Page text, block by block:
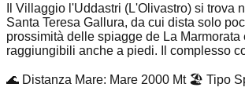
Il Villaggio l'Uddastri (L'Olivastro) si trova
Santa Teresa Gallura, da cui dista solo
prossimità delle spiagge de La Marmorata
raggiungibili anche a piedi. Il complesso
🌊 Distanza Mare: Mare 2000 Mt 🏖️ Tipo